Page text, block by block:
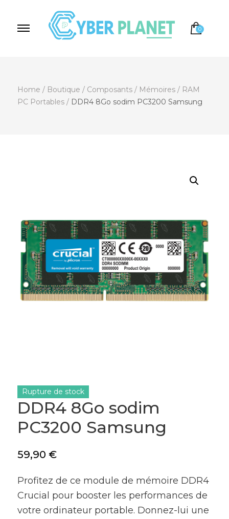
0
Home / Boutique / Composants / Mémoires / RAM
PC Portables / DDR4 8Go sodim PC3200 Samsung
DDR4 8Go sodim
PC3200 Samsung
59,90 €
Profitez de ce module de mémoire DDR4
Crucial pour booster les performances de
votre ordinateur portable. Donnez-lui une
Rupture de stock